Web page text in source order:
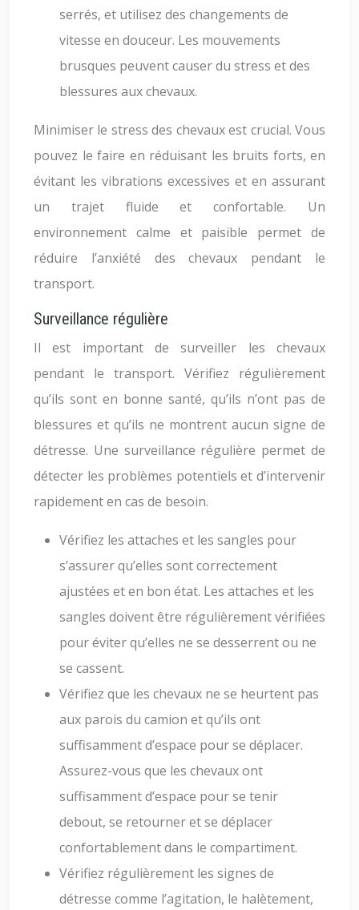
serrés, et utilisez des changements de
vitesse en douceur. Les mouvements
brusques peuvent causer du stress et des
blessures aux chevaux.
Minimiser le stress des chevaux est crucial. Vous
pouvez le faire en réduisant les bruits forts, en
évitant les vibrations excessives et en assurant
un trajet fluide et confortable. Un
environnement calme et paisible permet de
réduire l’anxiété des chevaux pendant le
transport.
Surveillance régulière
Il est important de surveiller les chevaux
pendant le transport. Vérifiez régulièrement
qu’ils sont en bonne santé, qu’ils n’ont pas de
blessures et qu’ils ne montrent aucun signe de
détresse. Une surveillance régulière permet de
détecter les problèmes potentiels et d’intervenir
rapidement en cas de besoin.
Vérifiez les attaches et les sangles pour
s’assurer qu’elles sont correctement
ajustées et en bon état. Les attaches et les
sangles doivent être régulièrement vérifiées
pour éviter qu’elles ne se desserrent ou ne
se cassent.
Vérifiez que les chevaux ne se heurtent pas
aux parois du camion et qu’ils ont
suffisamment d’espace pour se déplacer.
Assurez-vous que les chevaux ont
suffisamment d’espace pour se tenir
debout, se retourner et se déplacer
confortablement dans le compartiment.
Vérifiez régulièrement les signes de
détresse comme l’agitation, le halètement,